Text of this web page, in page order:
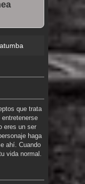
que trata
eres un ser
haga
ahí. Cuando
vida normal.